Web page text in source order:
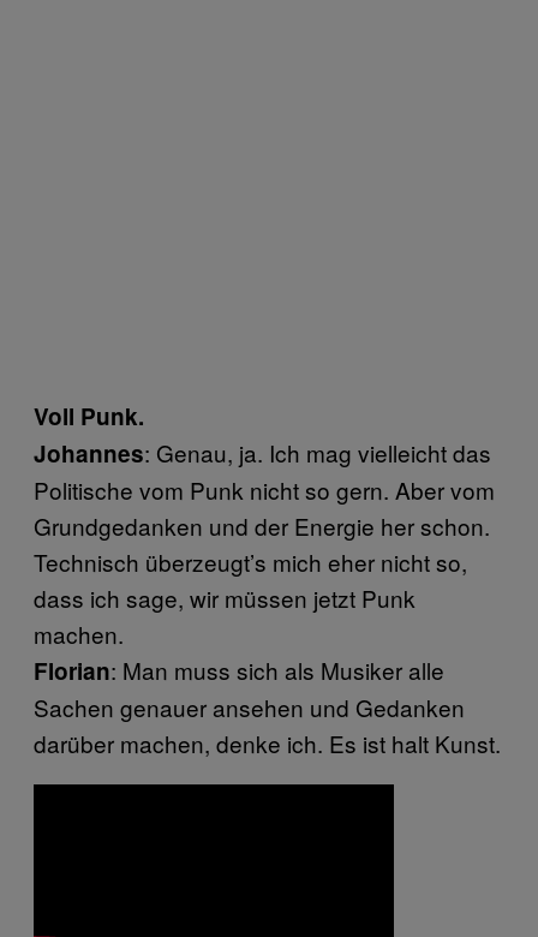
Voll Punk.
Johannes: Genau, ja. Ich mag vielleicht das
Politische vom Punk nicht so gern. Aber vom
Grundgedanken und der Energie her schon.
Technisch überzeugt’s mich eher nicht so,
dass ich sage, wir müssen jetzt Punk
machen.
Florian: Man muss sich als Musiker alle
Sachen genauer ansehen und Gedanken
darüber machen, denke ich. Es ist halt Kunst.